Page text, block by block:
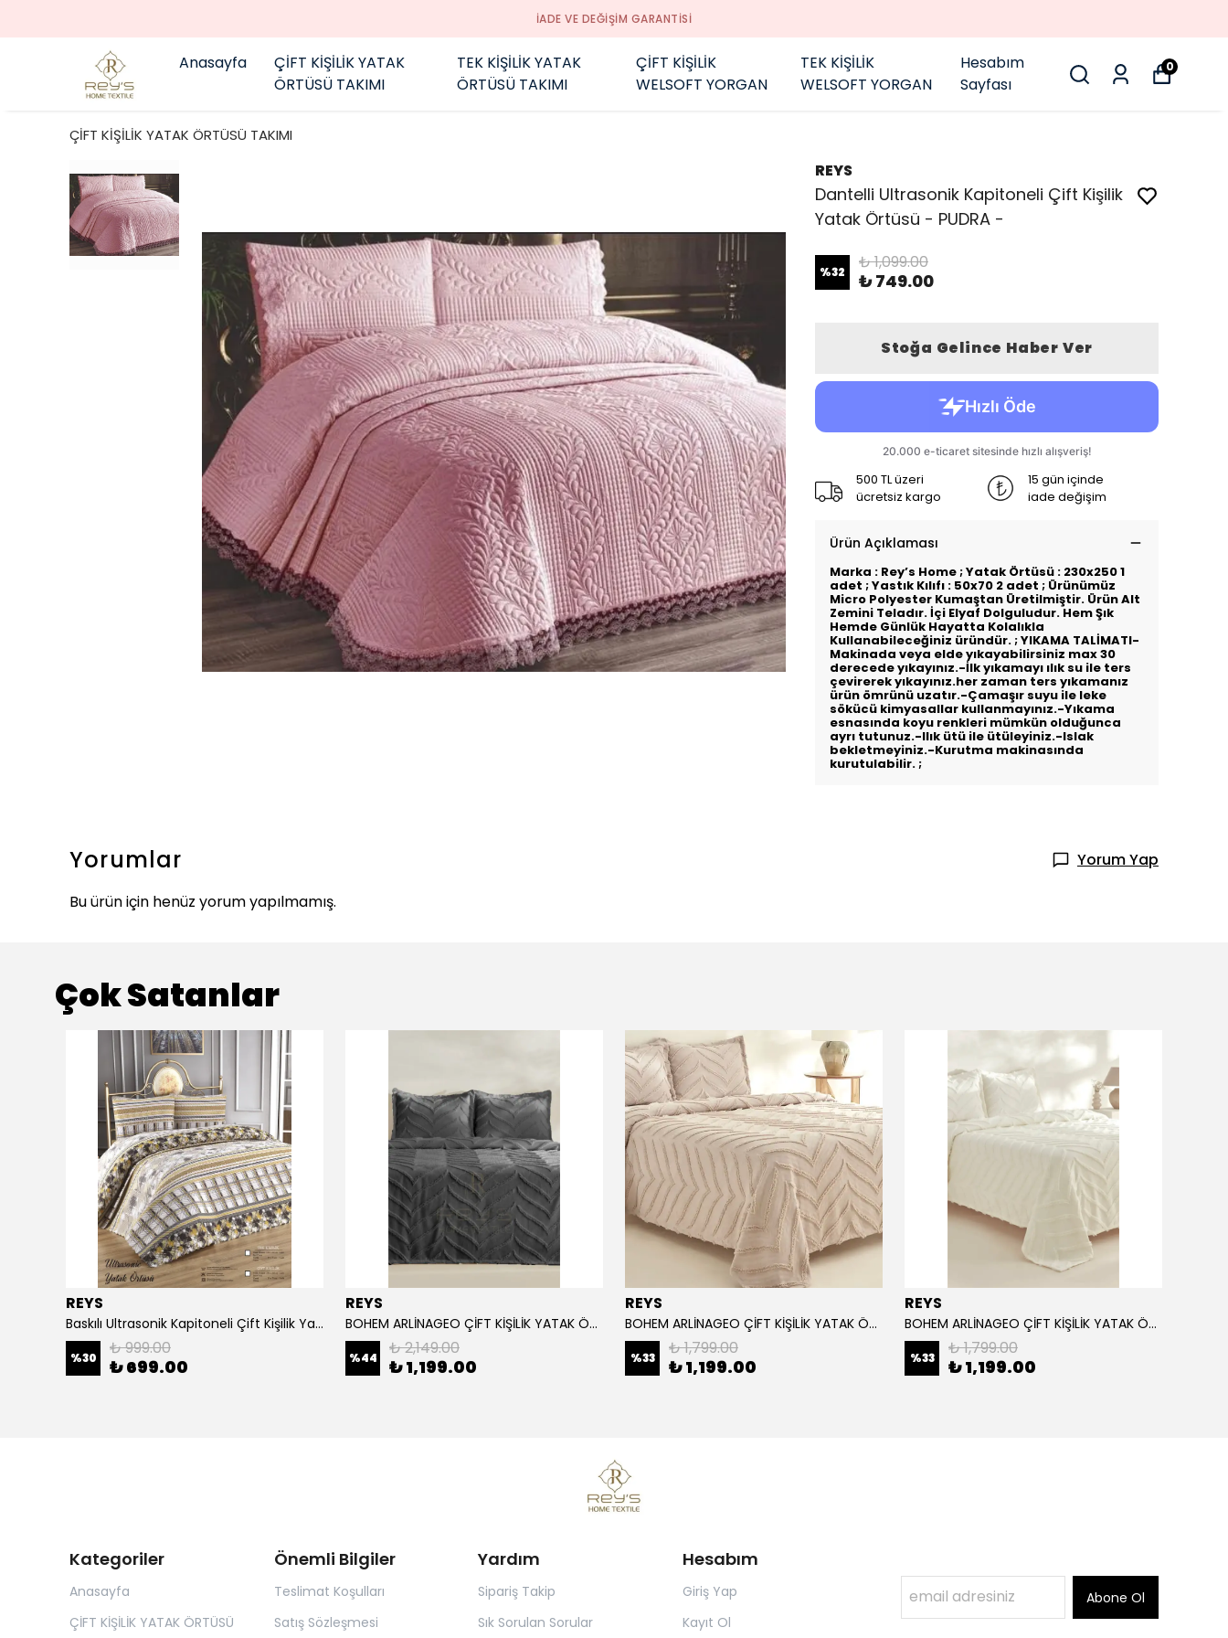
İADE VE DEĞİŞİM GARANTİSİ
Anasayfa
ÇİFT KİŞİLİK YATAK
ÖRTÜSÜ TAKIMI
TEK KİŞİLİK YATAK
ÖRTÜSÜ TAKIMI
ÇİFT KİŞİLİK
WELSOFT YORGAN
TEK KİŞİLİK
WELSOFT YORGAN
Hesabım
Sayfası
0
ÇİFT KİŞİLİK YATAK ÖRTÜSÜ TAKIMI
REYS
Dantelli Ultrasonik Kapitoneli Çift Kişilik
Yatak Örtüsü - PUDRA -
%32 ₺ 1,099.00
₺ 749.00
Stoğa Gelince Haber Ver
500 TL üzeri
ücretsiz kargo
15 gün içinde
iade değişim
Ürün Açıklaması
Marka : Rey’s Home ; Yatak Örtüsü : 230x250 1
adet ; Yastık Kılıfı : 50x70 2 adet ; Ürünümüz
Micro Polyester Kumaştan Üretilmiştir. Ürün Alt
Zemini Teladır. İçi Elyaf Dolguludur. Hem Şık
Hemde Günlük Hayatta Kolalıkla
Kullanabileceğiniz üründür. ; YIKAMA TALİMATI-
Makinada veya elde yıkayabilirsiniz max 30
derecede yıkayınız.-İlk yıkamayı ılık su ile ters
çevirerek yıkayınız.her zaman ters yıkamanız
ürün ömrünü uzatır.-Çamaşır suyu ile leke
sökücü kimyasallar kullanmayınız.-Yıkama
esnasında koyu renkleri mümkün olduğunca
ayrı tutunuz.-llık ütü ile ütüleyiniz.-Islak
bekletmeyiniz.-Kurutma makinasında
kurutulabilir. ;
Yorumlar
Yorum Yap
Bu ürün için henüz yorum yapılmamış.
Çok Satanlar
REYS
Baskılı Ultrasonik Kapitoneli Çift Kişilik Yatak Örtüsü
%30 ₺ 999.00
₺ 699.00
REYS
BOHEM ARLİNAGEO ÇİFT KİŞİLİK YATAK ÖRTÜSÜ TAKIMI 230x240 - ANTRASİT -
%44 ₺ 2,149.00
₺ 1,199.00
REYS
BOHEM ARLİNAGEO ÇİFT KİŞİLİK YATAK ÖRTÜSÜ TAKIMI 230x240 - BEJ -
%33 ₺ 1,799.00
₺ 1,199.00
REYS
BOHEM ARLİNAGEO ÇİFT KİŞİLİK YATAK ÖRTÜSÜ TAKIMI 230x240 - EKRU -
%33 ₺ 1,799.00
₺ 1,199.00
Kategoriler
Anasayfa
ÇİFT KİŞİLİK YATAK ÖRTÜSÜ
Önemli Bilgiler
Teslimat Koşulları
Satış Sözleşmesi
Yardım
Sipariş Takip
Sık Sorulan Sorular
Hesabım
Giriş Yap
Kayıt Ol
Abone Ol